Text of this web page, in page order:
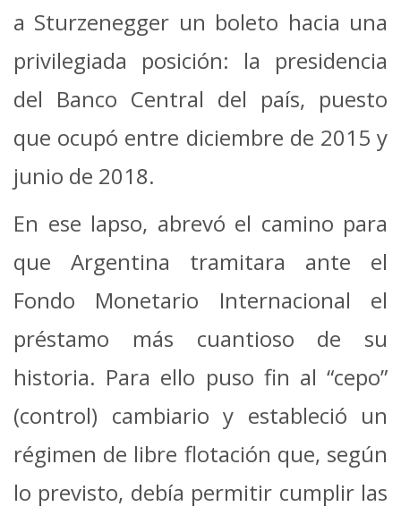
a Sturzenegger un boleto hacia una
privilegiada posición: la presidencia
del Banco Central del país, puesto
que ocupó entre diciembre de 2015 y
junio de 2018.
En ese lapso, abrevó el camino para
que Argentina tramitara ante el
Fondo Monetario Internacional el
préstamo más cuantioso de su
historia. Para ello puso fin al “cepo”
(control) cambiario y estableció un
régimen de libre flotación que, según
lo previsto, debía permitir cumplir las